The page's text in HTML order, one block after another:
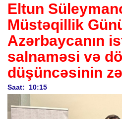
Eltun
Müstəqillik
Azərbaycanın
salnaməsi və
düşüncəsinin
Saat: 10:15